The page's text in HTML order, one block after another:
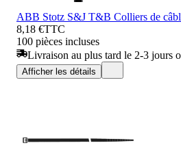
ABB Stotz S&J T&B Colliers de
8,18 €TTC
100 pièces incluses
Livraison au plus tard le 2-3 jours
Afficher les détails